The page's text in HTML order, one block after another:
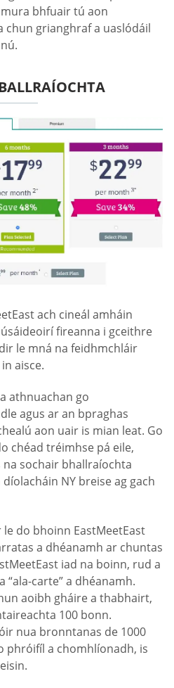
bhfuair tú aon
chun grianghraf a uaslódáil
ach cineál amháin
fireanna i gceithre
le mná na feidhmchláir
aisce.
athnuachan go
agus ar an bpraghas
aon uair is mian leat. Go
chéad tréimhse pá eile,
sochair bhallraíochta
NY breise ag gach
do bhoinn EastMeetEast
a dhéanamh ar chuntas
iad na boinn, rud a
carte” a dhéanamh.
aoibh gháire a thabhairt,
100 bonn.
nua bronntanas de 1000
phróifíl a chomhlíonadh, is